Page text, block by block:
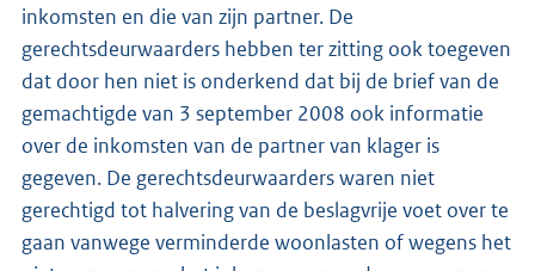
inkomsten en die van zijn partner. De
gerechtsdeurwaarders hebben ter zitting ook toegeven
dat door hen niet is onderkend dat bij de brief van de
gemachtigde van 3 september 2008 ook informatie
over de inkomsten van de partner van klager is
gegeven. De gerechtsdeurwaarders waren niet
gerechtigd tot halvering van de beslagvrije voet over te
gaan vanwege verminderde woonlasten of wegens het